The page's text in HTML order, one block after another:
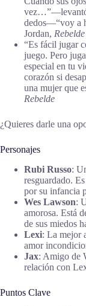
vez…”—levantó
dedos—“voy a
Jordan, Rebelde
“Es fácil jugar
juego. Pero
especial en tu
corazón si
una mujer que
Rebelde
¿Quieres darle una
Personajes
Rubi Russo:
resguardado.
por su infancia
Wes Lawson:
amorosa. Está
de sus miedos
Lexi: La mejor
amor
Jax: Amigo de
relación con
Puntos Clave